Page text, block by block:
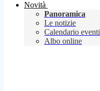
Novità
Panoramica
Le notizie
Calendario eventi
Albo online